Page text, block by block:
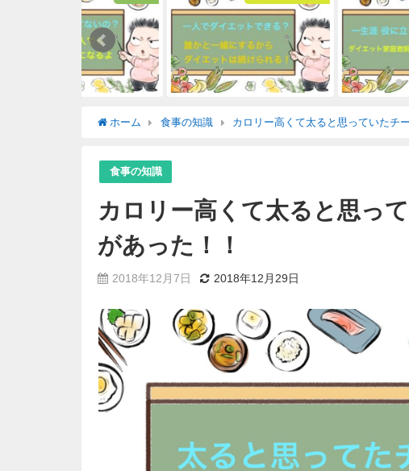
ホーム 食事の知識 カロリー高くて太ると思っていたチ
食事の知識
カロリー高くて太ると思っ
があった！！
2018年12月7日 2018年12月29日